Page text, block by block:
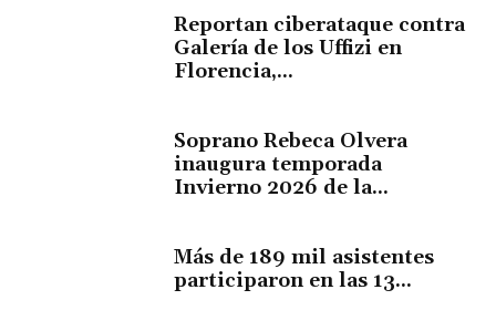
Reportan ciberataque contra
Galería de los Uffizi en
Florencia,...
Soprano Rebeca Olvera
inaugura temporada
Invierno 2026 de la...
Más de 189 mil asistentes
participaron en las 13...